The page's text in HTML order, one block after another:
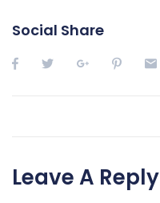
Social Share
Leave A Reply